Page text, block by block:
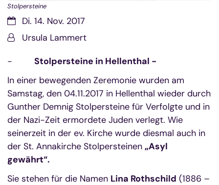
Stolpersteine
Datum:Di. 14. Nov. 2017
Von:Ursula Lammert
- Stolpersteine in Hellenthal -
In einer bewegenden Zeremonie wurden am
Samstag, den 04.11.2017 in Hellenthal wieder durch
Gunther Demnig Stolpersteine für Verfolgte und in
der Nazi-Zeit ermordete Juden verlegt. Wie
seinerzeit in der ev. Kirche wurde diesmal auch in
der St. Annakirche Stolpersteinen „Asyl
gewährt“.
Sie stehen für die Namen Lina Rothschild (1886 –